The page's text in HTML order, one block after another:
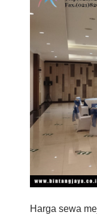
Harga sewa